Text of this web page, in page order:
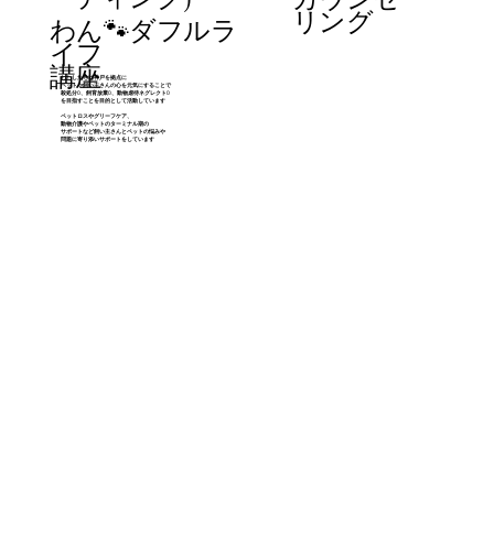
わん🐾ダフルラ
イフ
​講座
リング
わたしたちは神戸を拠点に
ペットや飼い主さんの心を元気にすることで
殺処分0、飼育放棄0、動物虐待ネグレクト0
を目指すことを目的として活動しています
ペットロスやグリーフケア、
動物介護やペットのターミナル期の
サポートなど飼い主さんとペットの悩みや
問題に寄り添いサポートをしています